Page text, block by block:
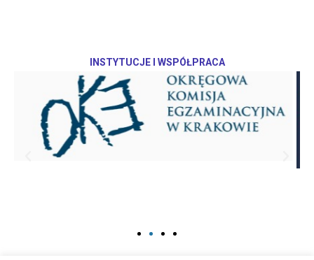
INSTYTUCJE I WSPÓŁPRACA